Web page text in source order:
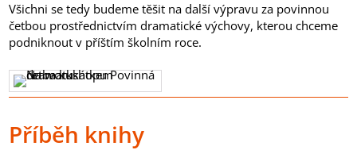
Všichni se tedy budeme těšit na další výpravu za povinnou
četbou prostřednictvím dramatické výchovy, kterou chceme
podniknout v příštím školním roce.
Příběh knihy